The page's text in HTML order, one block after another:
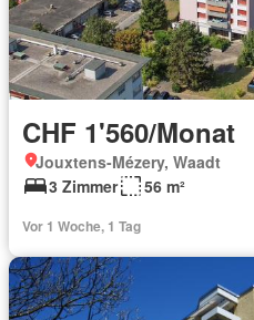
CHF 1'560/Monat
Jouxtens-Mézery, Waadt
3 Zimmer
56 m²
Vor 1 Woche, 1 Tag